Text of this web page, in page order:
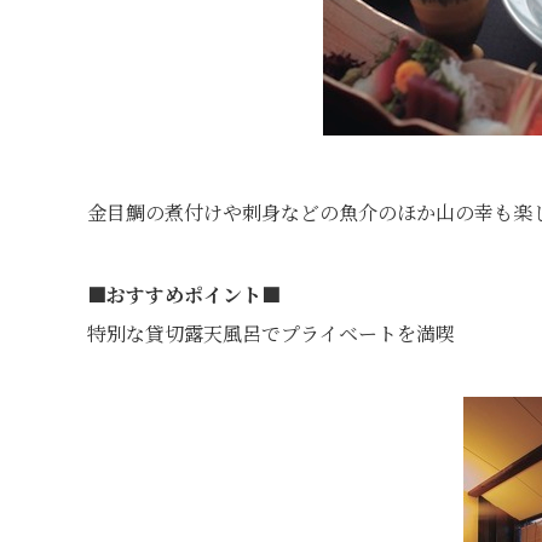
金目鯛の煮付けや刺身などの魚介のほか山の幸も楽
■おすすめポイント■
特別な貸切露天風呂でプライベートを満喫